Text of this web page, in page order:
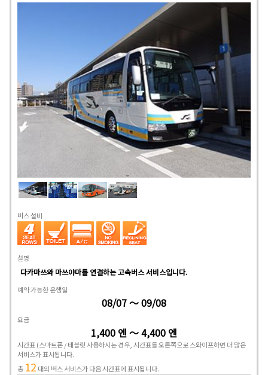
버스 설비
설명
다카마쓰와 마쓰야마를 연결하는 고속버스 서비스입니다.
예약 가능한 운행일
08/07 ～ 09/08
요금
1,400 엔 ～ 4,400 엔
시간표 (스마트폰 / 태블릿 사용하시는 경우, 시간표를 오른쪽으로 스와이프하면 더 많은
서비스가 표시됩니다.
총 12 대의 버스 서비스가 다음 시간표에 표시됩니다.